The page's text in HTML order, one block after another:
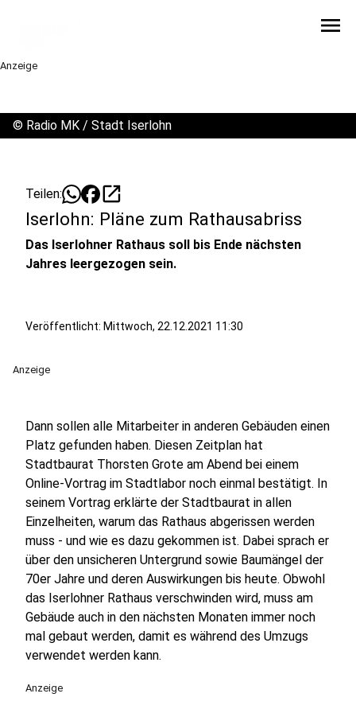
menu
Anzeige
© Radio MK / Stadt Iserlohn
Teilen: open_in_new
Iserlohn: Pläne zum Rathausabriss
Das Iserlohner Rathaus soll bis Ende nächsten
Jahres leergezogen sein.
Veröffentlicht: Mittwoch, 22.12.2021 11:30
Anzeige
Dann sollen alle Mitarbeiter in anderen Gebäuden einen
Platz gefunden haben. Diesen Zeitplan hat
Stadtbaurat Thorsten Grote am Abend bei einem
Online-Vortrag im Stadtlabor noch einmal bestätigt. In
seinem Vortrag erklärte der Stadtbaurat in allen
Einzelheiten, warum das Rathaus abgerissen werden
muss - und wie es dazu gekommen ist. Dabei sprach er
über den unsicheren Untergrund sowie Baumängel der
70er Jahre und deren Auswirkungen bis heute. Obwohl
das Iserlohner Rathaus verschwinden wird, muss am
Gebäude auch in den nächsten Monaten immer noch
mal gebaut werden, damit es während des Umzugs
verwendet werden kann.
Anzeige